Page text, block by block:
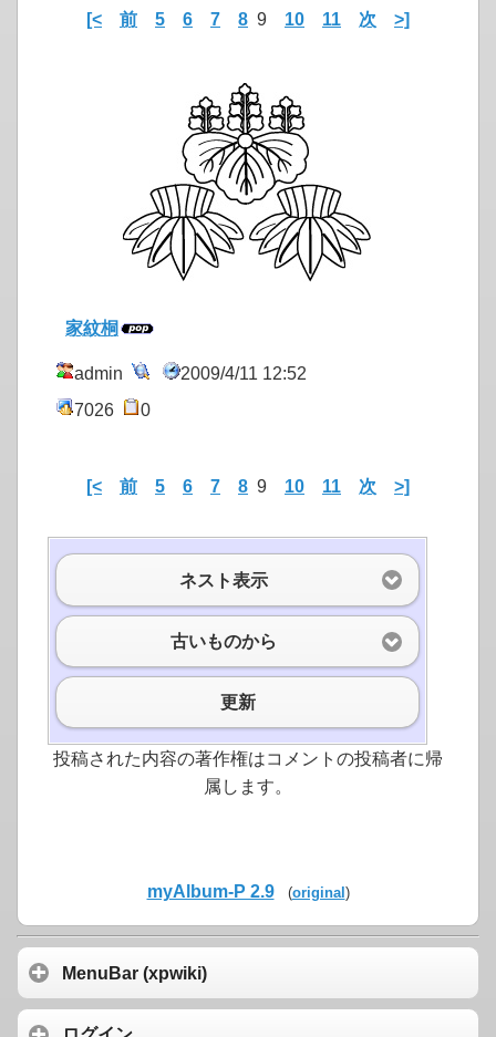
[< 前 5 6 7 8 9 10 11 次 >]
家紋桐
admin
2009/4/11 12:52
7026
0
[< 前 5 6 7 8 9 10 11 次 >]
ネスト表示
古いものから
更新
投稿された内容の著作権はコメントの投稿者に帰
属します。
myAlbum-P 2.9 (original )
MenuBar (xpwiki)